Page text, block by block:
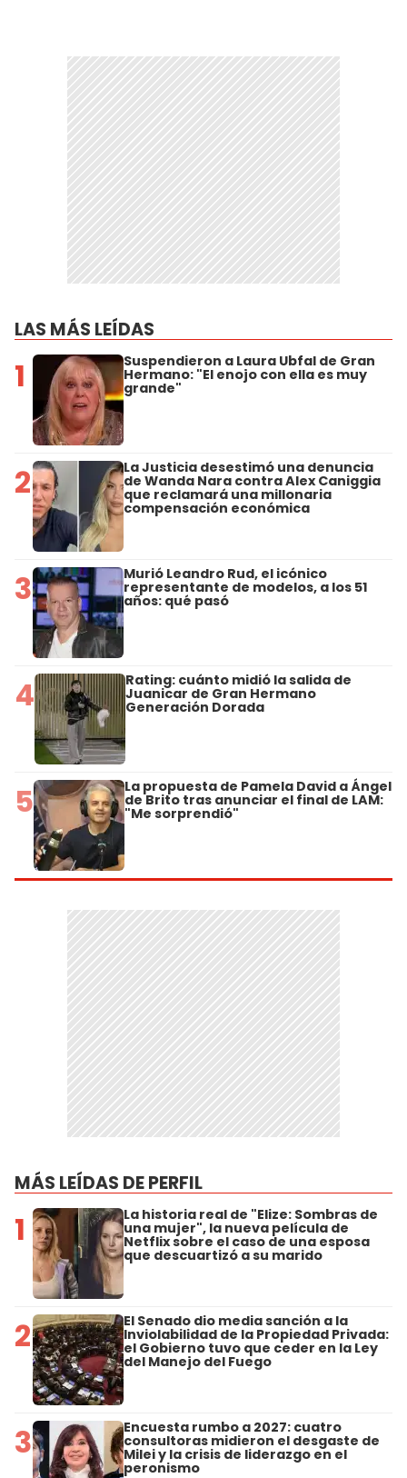
LAS MÁS LEÍDAS
1 Suspendieron a Laura Ubfal de Gran
Hermano: "El enojo con ella es muy
grande"
2 La Justicia desestimó una denuncia
de Wanda Nara contra Alex Caniggia
que reclamará una millonaria
compensación económica
3 Murió Leandro Rud, el icónico
representante de modelos, a los 51
años: qué pasó
4 Rating: cuánto midió la salida de
Juanicar de Gran Hermano
Generación Dorada
5 La propuesta de Pamela David a Ángel
de Brito tras anunciar el final de LAM:
"Me sorprendió"
MÁS LEÍDAS DE PERFIL
1 La historia real de "Elize: Sombras de
una mujer", la nueva película de
Netflix sobre el caso de una esposa
que descuartizó a su marido
2 El Senado dio media sanción a la
Inviolabilidad de la Propiedad Privada:
el Gobierno tuvo que ceder en la Ley
del Manejo del Fuego
3 Encuesta rumbo a 2027: cuatro
consultoras midieron el desgaste de
Milei y la crisis de liderazgo en el
peronismo